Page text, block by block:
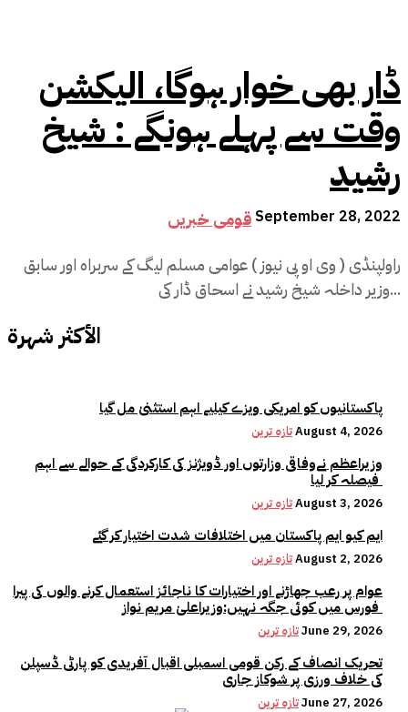
ڈار بھی خوار ہوگا، الیکشن
وقت سے پہلے ہونگے : شیخ
رشید
قومی خبریںSeptember 28, 2022
راولپنڈی ( وی او پی نیوز ) عوامی مسلم لیگ کے سربراہ اور سابق
وزیر داخلہ شیخ رشید نے اسحاق ڈار کی...
الأكثر شهرة
پاکستانیوں کو امریکی ویزے کیلیے اہم استثنیٰ مل گیا
تازہ ترینAugust 4, 2026
وزیراعظم نےوفاقی وزارتوں اور ڈویژنز کی کارکردگی کے حوالے سے اہم
تازہ ترینAugust 3, 2026
ایم کیو ایم پاکستان میں اختلافات شدت اختیار کر گئے
تازہ ترینAugust 2, 2026
عوام پر رعب جھاڑنے اور اختیارات کا ناجائز استعمال کرنے والوں کی پیرا
تازہ ترینJune 29, 2026
تحریک انصاف کے رکن قومی اسمبلی اقبال آفریدی کو پارٹی ڈسپلن
کی خلاف ورزی پر شوکاز جاری
تازہ ترینJune 27, 2026